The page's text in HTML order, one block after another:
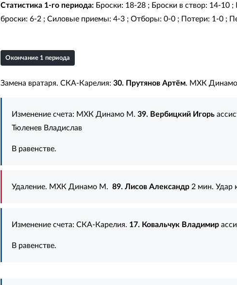
Статистика 1-го периода:Броски: 18-28 ; Броски в створ: 14-10
броски: 6-2 ; Силовые приемы: 4-3 ; Отборы: 0-0 ; Потери: 1-0 ;
Окончание 1 периода
Замена вратаря. СКА-Карелия: 30. Прутянов Артём. МХК
Изменение счета: МХК Динамо М. 39. Вербицкий Игорь
Тюленев Владислав
В равенстве.
Удаление. МХК Динамо М. 89. Лисов Александр2 мин. Удар
Изменение счета: СКА-Карелия. 17. Ковальчук Владимир
В равенстве.